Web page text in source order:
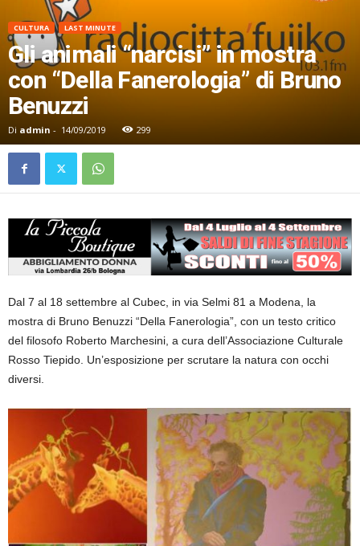
CULTURA LAST MINUTE
Gli animali “narcisi” in mostra
con “Della Fanerologia” di Bruno
Benuzzi
Di admin - 14/09/2019 299
Dal 7 al 18 settembre al Cubec, in via Selmi 81 a Modena, la
mostra di Bruno Benuzzi “Della Fanerologia”, con un testo critico
del filosofo Roberto Marchesini, a cura dell’Associazione Culturale
Rosso Tiepido. Un’esposizione per scrutare la natura con occhi
diversi.